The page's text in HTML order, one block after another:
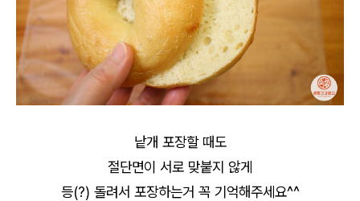
낱개 포장할 때도
절단면이 서로 맞붙지 않게
등(?) 돌려서 포장하는거 꼭 기억해주세요^^